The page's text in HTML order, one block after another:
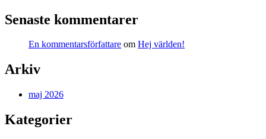
Senaste kommentarer
En kommentarsförfattare om Hej världen!
Arkiv
maj 2026
Kategorier